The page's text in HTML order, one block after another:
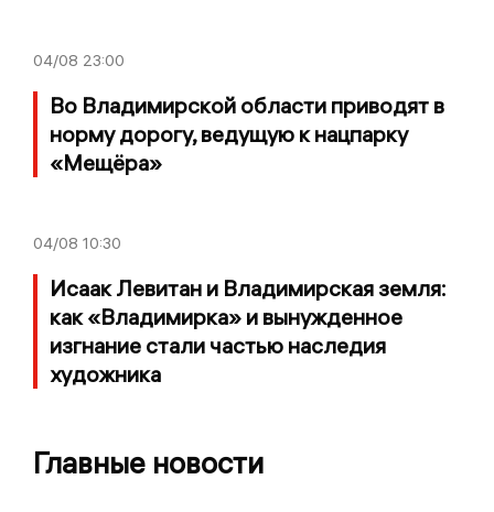
04/08 23:00
Во Владимирской области приводят в
норму дорогу, ведущую к нацпарку
«Мещёра»
04/08 10:30
Исаак Левитан и Владимирская земля:
как «Владимирка» и вынужденное
изгнание стали частью наследия
художника
Главные новости